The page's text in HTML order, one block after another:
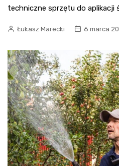
techniczne sprzętu do aplikacji
Łukasz Marecki 6 marca